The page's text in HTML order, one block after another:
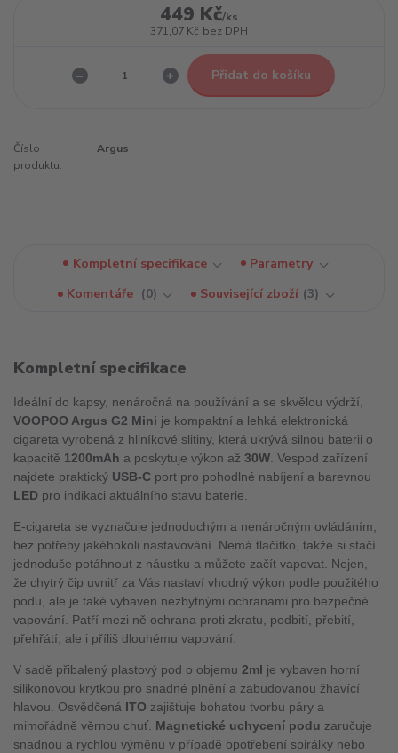
449 Kč/ks
371,07 Kč bez DPH
Přidat do košíku
Číslo
produktu:
Argus
Kompletní specifikace
Parametry
Komentáře
0 Související zboží 3
Kompletní specifikace
Ideální do kapsy, nenáročná na používání a se skvělou výdrží,
VOOPOO Argus G2 Mini je kompaktní a lehká elektronická
cigareta vyrobená z hliníkové slitiny, která ukrývá silnou baterii o
kapacitě 1200mAh a poskytuje výkon až 30W. Vespod zařízení
najdete praktický USB-C port pro pohodlné nabíjení a barevnou
LED pro indikaci aktuálního stavu baterie.
E-cigareta se vyznačuje jednoduchým a nenáročným ovládáním,
bez potřeby jakéhokoli nastavování. Nemá tlačítko, takže si stačí
jednoduše potáhnout z náustku a můžete začít vapovat. Nejen,
že chytrý čip uvnitř za Vás nastaví vhodný výkon podle použitého
podu, ale je také vybaven nezbytnými ochranami pro bezpečné
vapování. Patří mezi ně ochrana proti zkratu, podbití, přebití,
přehřátí, ale i příliš dlouhému vapování.
V sadě přibalený plastový pod o objemu 2ml je vybaven horní
silikonovou krytkou pro snadné plnění a zabudovanou žhavící
hlavou. Osvědčená ITO zajišťuje bohatou tvorbu páry a
mimořádně věrnou chuť. Magnetické uchycení podu zaručuje
snadnou a rychlou výměnu v případě opotřebení spirálky nebo